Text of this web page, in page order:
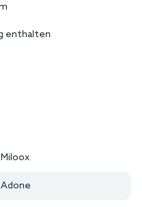
enthalten
Miloox
Adone